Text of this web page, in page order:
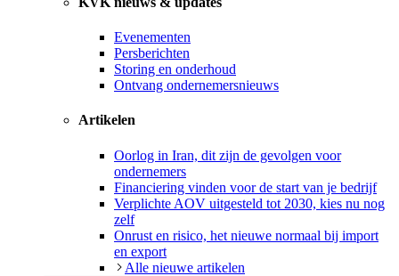
Evenementen
Persberichten
Storing en onderhoud
Ontvang ondernemersnieuws
Artikelen
Oorlog in Iran, dit zijn de gevolgen voor
ondernemers
Financiering vinden voor de start van je bedrijf
Verplichte AOV uitgesteld tot 2030, kies nu nog
zelf
Onrust en risico, het nieuwe normaal bij import
en export
Alle nieuwe artikelen